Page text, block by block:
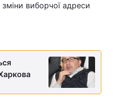
Наука
виборчої адреси